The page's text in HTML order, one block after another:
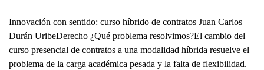
Innovación con sentido: curso híbrido de contratos Juan Carlos
Durán UribeDerecho ¿Qué problema resolvimos?El cambio del
curso presencial de contratos a una modalidad híbrida resuelve el
problema de la carga académica pesada y la falta de flexibilidad.